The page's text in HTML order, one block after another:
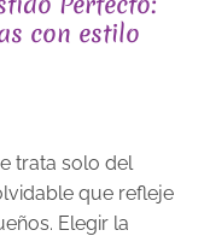
con estilo
trata solo del
que refleje
Elegir la